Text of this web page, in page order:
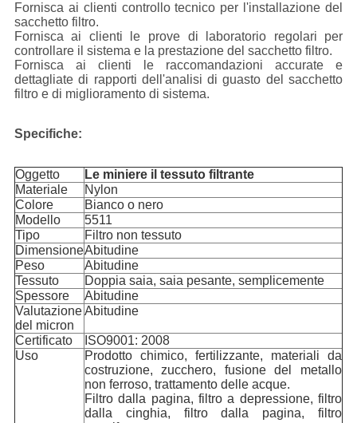
Fornisca ai clienti controllo tecnico per l'installazione del
sacchetto filtro.
Fornisca ai clienti le prove di laboratorio regolari per
controllare il sistema e la prestazione del sacchetto filtro.
Fornisca ai clienti le raccomandazioni accurate e
dettagliate di rapporti dell'analisi di guasto del sacchetto
filtro e di miglioramento di sistema.
Specifiche:
Oggetto
Le miniere il tessuto filtrante
Materiale
Nylon
Colore
Bianco o nero
Modello
5511
Tipo
Filtro non tessuto
DimensioneAbitudine
Peso
Abitudine
Tessuto
Doppia saia, saia pesante, semplicemente
Spessore
Abitudine
Valutazione
del micron
Abitudine
Certificato
ISO9001: 2008
Uso
Prodotto chimico, fertilizzante, materiali da
costruzione, zucchero, fusione del metallo
non ferroso, trattamento delle acque.
Filtro dalla pagina, filtro a depressione, filtro
dalla cinghia, filtro dalla pagina, filtro